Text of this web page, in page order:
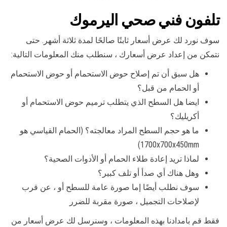
تلفون فني صحي اليرموك
سوف نورد لك عرض أسعار ثابتًا صالحًا لمدة ثلاثة أشهر. حتى
نتمكن من إعداد عرض أسعارك ، سنطلب منك المعلومات التالية:
هل سبق أن تم إصلاح حوض الاستحمام أو حوض الاستحمام
أو الحمام من قبل؟
ايضا هل السطح الذي يتطلب ترميم حوض الاستحمام أو
أكريليك؟
ما هو حجم السطح المراد معالجته؟ (الحمام القياسي هو
1700x700x450mm)
لماذا تريد إعادة طلاء الحمام أو الأدوات الصحية؟
وهل هناك أي صدأ أو تلف كبير؟
سوف نطلب أيضًا إما صورة عامة للسطح أو ، عن قرب
لإصلاحات التجميل ، صورة مقربة للضرر
فقط قم بامدادنا بهذه المعلومات ، وسنرسل لك عرض أسعار من